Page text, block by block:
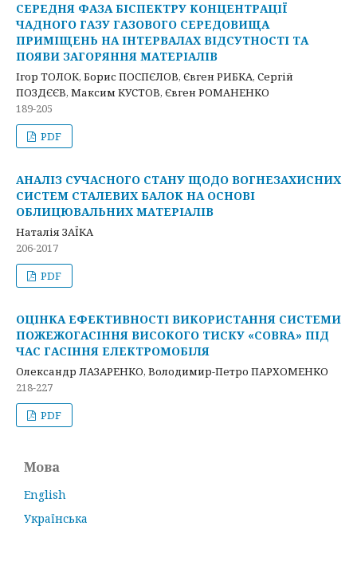
СЕРЕДНЯ ФАЗА БІСПЕКТРУ КОНЦЕНТРАЦІЇ
ЧАДНОГО ГАЗУ ГАЗОВОГО СЕРЕДОВИЩА
ПРИМІЩЕНЬ НА ІНТЕРВАЛАХ ВІДСУТНОСТІ ТА
ПОЯВИ ЗАГОРЯННЯ МАТЕРІАЛІВ
Ігор ТОЛОК, Борис ПОСПЄЛОВ, Євген РИБКА, Сергій
ПОЗДЄЄВ, Максим КУСТОВ, Євген РОМАНЕНКО
189-205
PDF
АНАЛІЗ СУЧАСНОГО СТАНУ ЩОДО ВОГНЕЗАХИСНИХ
СИСТЕМ СТАЛЕВИХ БАЛОК НА ОСНОВІ
ОБЛИЦЮВАЛЬНИХ МАТЕРІАЛІВ
Наталія ЗАЇКА
206-2017
PDF
ОЦІНКА ЕФЕКТИВНОСТІ ВИКОРИСТАННЯ СИСТЕМИ
ПОЖЕЖОГАСІННЯ ВИСОКОГО ТИСКУ «COBRA» ПІД
ЧАС ГАСІННЯ ЕЛЕКТРОМОБІЛЯ
Олександр ЛАЗАРЕНКО, Володимир-Петро ПАРХОМЕНКО
218-227
PDF
Мова
English
Українська